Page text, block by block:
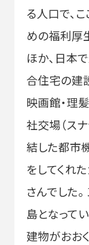
る人口で、
めの福利厚
ほか、日本
合住宅の建
映画館・理
社交場（ス
結した都市
をしてくれ
さんでした
島となって
建物がおお